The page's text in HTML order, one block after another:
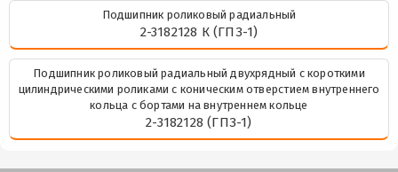
Подшипник роликовый радиальный
2-3182128 К (ГПЗ-1)
Подшипник роликовый радиальный двухрядный с короткими
цилиндрическими роликами с коническим отверстием внутреннего
кольца с бортами на внутреннем кольце
2-3182128 (ГПЗ-1)